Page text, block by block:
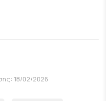
18/02/2026